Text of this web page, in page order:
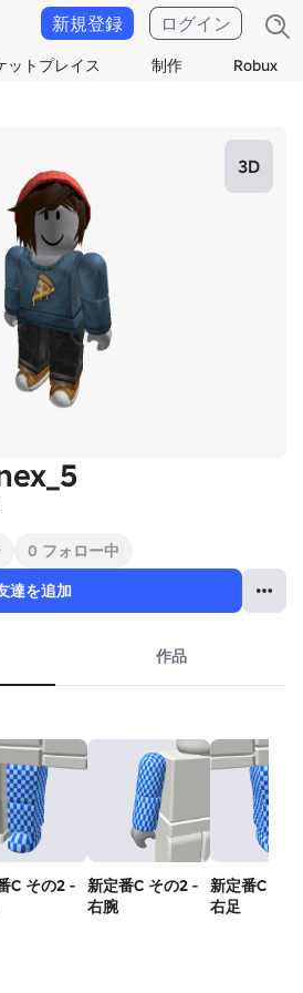
ットプレイス 制作 Robux
新規登録 ログイン
3D
0 フォロー中
達を追加
作品
C その2 -
新定番C その2 -
右腕
新定番C そ
右足